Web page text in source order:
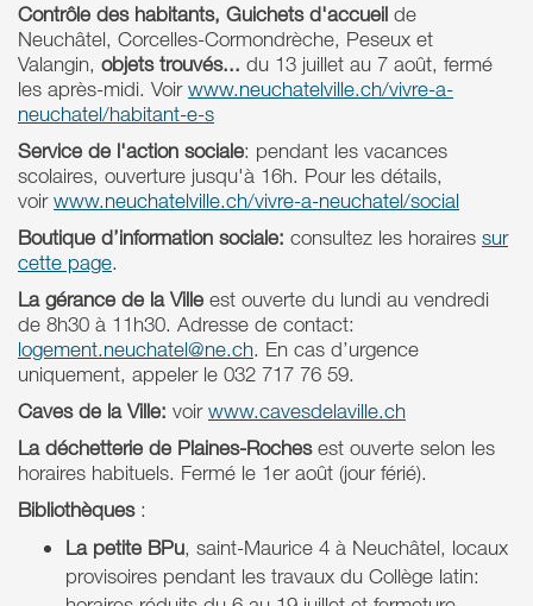
Contrôle des habitants, Guichets d'accueil de
Neuchâtel, Corcelles-Cormondrèche, Peseux et
Valangin, objets trouvés... du 13 juillet au 7 août, fermé
les après-midi. Voirwww.neuchatelville.ch/vivre-a-
neuchatel/habitant-e-s
Service de l'action sociale: pendant les vacances
scolaires, ouverture jusqu'à 16h. Pour les détails,
voirwww.neuchatelville.ch/vivre-a-neuchatel/social
Boutique d’information sociale: consultez les horaires sur
cette page.
La gérance de la Ville est ouverte du lundi au vendredi
de 8h30 à 11h30. Adresse de contact:
logement.neuchatel@ne.ch. En cas d’urgence
uniquement, appeler le 032 717 76 59.
Caves de la Ville: voirwww.cavesdelaville.ch
La déchetterie de Plaines-Rochesest ouverte selon les
horaires habituels. Fermé le 1er août (jour férié).
Bibliothèques :
La petite BPu, saint-Maurice 4 à Neuchâtel, locaux
provisoires pendant les travaux du Collège latin: